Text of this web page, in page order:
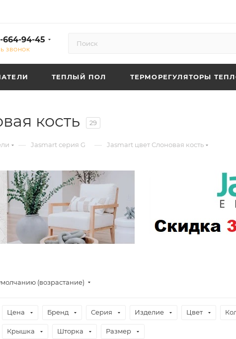
664-94-45
ЗВОНОК
ТЕПЛЫЙ ПОЛ ТЕРМОРЕГУЛЯТОРЫ
кость 29
— Jasmart серия G — Jasmart цвет Слоновая кость
(возрастание)
Цена Бренд Серия Изделие Цвет
Крышка Шторка Размер